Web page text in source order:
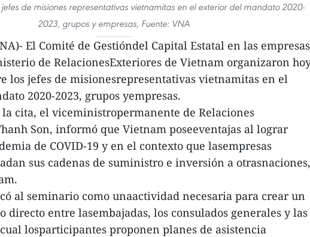
de misiones representativas vietnamitas en el exterior del mandato 2020-
2023, grupos y empresas, Fuente: VNA
El Comité de Gestióndel Capital Estatal en las empresas
de RelacionesExteriores de Vietnam organizaron
los jefes de misionesrepresentativas vietnamitas en el
2020-2023, grupos yempresas.
cita, el viceministropermanente de Relaciones
Son, informó que Vietnam poseeventajas al lograr
de COVID-19 y en el contexto que lasempresas
sus cadenas de suministro e inversión a otrasnaciones,
al seminario como unaactividad necesaria para crear un
directo entre lasembajadas, los consulados generales y las
losparticipantes proponen planes de asistencia